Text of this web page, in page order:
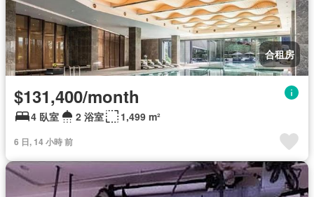
合租房
$131,400/month
4 臥室 2 浴室 1,499 m²
6 日, 14 小時 前